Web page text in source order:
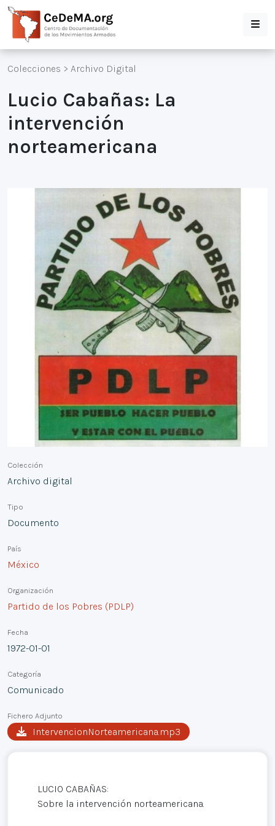
Colecciones > Archivo Digital
Lucio Cabañas: La
intervención
norteamericana
Colección
Archivo digital
Tipo
Documento
País
México
Organización
Partido de los Pobres (PDLP)
Fecha
1972-01-01
Categoría
Comunicado
Fichero Adjunto
IntervencionNorteamericana.mp3
LUCIO CABAÑAS:
Sobre la intervención norteamericana.